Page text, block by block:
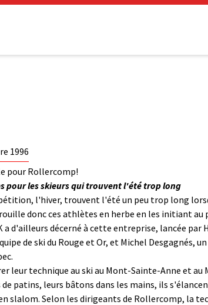
1996
pour Rollercomp!
pour les skieurs qui trouvent l'été trop long
l'hiver, trouvent l'été un peu trop long
donc ces athlètes en herbe en les initiant au
d'ailleurs décerné à cette entreprise, lancée par
de ski du Rouge et Or, et Michel Desgagnés,
leur technique au ski au Mont-Sainte-Anne et
patins, leurs bâtons dans les mains, ils
Selon les dirigeants de Rollercomp, la